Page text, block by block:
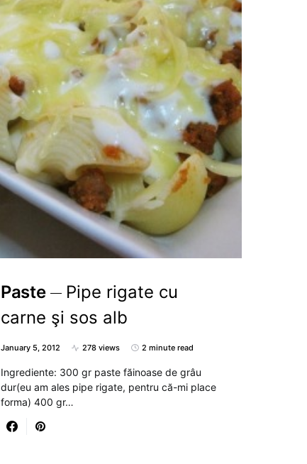
Paste
Pipe rigate cu
carne şi sos alb
January 5, 2012 278 views 2 minute read
Ingrediente: 300 gr paste făinoase de grâu
dur(eu am ales pipe rigate, pentru că-mi place
forma) 400 gr…